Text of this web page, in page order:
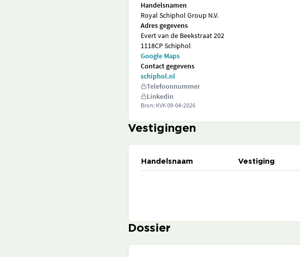
Handelsnamen
Royal Schiphol Group N.V.
Adres gegevens
Evert van de Beekstraat 202
1118CP Schiphol
Google Maps
Contact gegevens
schiphol.nl
Telefoonnummer
Linkedin
Bron: KVK09-04-2026
Vestigingen
Handelsnaam Vestiging
Dossier